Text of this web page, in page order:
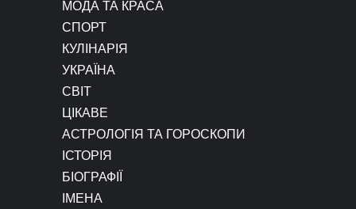
МОДА ТА КРАСА
СПОРТ
КУЛІНАРІЯ
УКРАЇНА
СВІТ
ЦІКАВЕ
АСТРОЛОГІЯ ТА ГОРОСКОПИ
ІСТОРІЯ
БІОГРАФІЇ
ІМЕНА